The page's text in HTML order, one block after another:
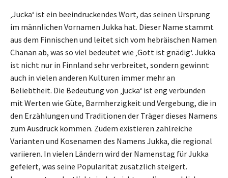
‚Jucka‘ ist ein beeindruckendes Wort, das seinen Ursprung
im männlichen Vornamen Jukka hat. Dieser Name stammt
aus dem Finnischen und leitet sich vom hebräischen Namen
Chanan ab, was so viel bedeutet wie ‚Gott ist gnädig‘. Jukka
ist nicht nur in Finnland sehr verbreitet, sondern gewinnt
auch in vielen anderen Kulturen immer mehr an
Beliebtheit. Die Bedeutung von ‚jucka‘ ist eng verbunden
mit Werten wie Güte, Barmherzigkeit und Vergebung, die in
den Erzählungen und Traditionen der Träger dieses Namens
zum Ausdruck kommen. Zudem existieren zahlreiche
Varianten und Kosenamen des Namens Jukka, die regional
variieren. In vielen Ländern wird der Namenstag für Jukka
gefeiert, was seine Popularität zusätzlich steigert.